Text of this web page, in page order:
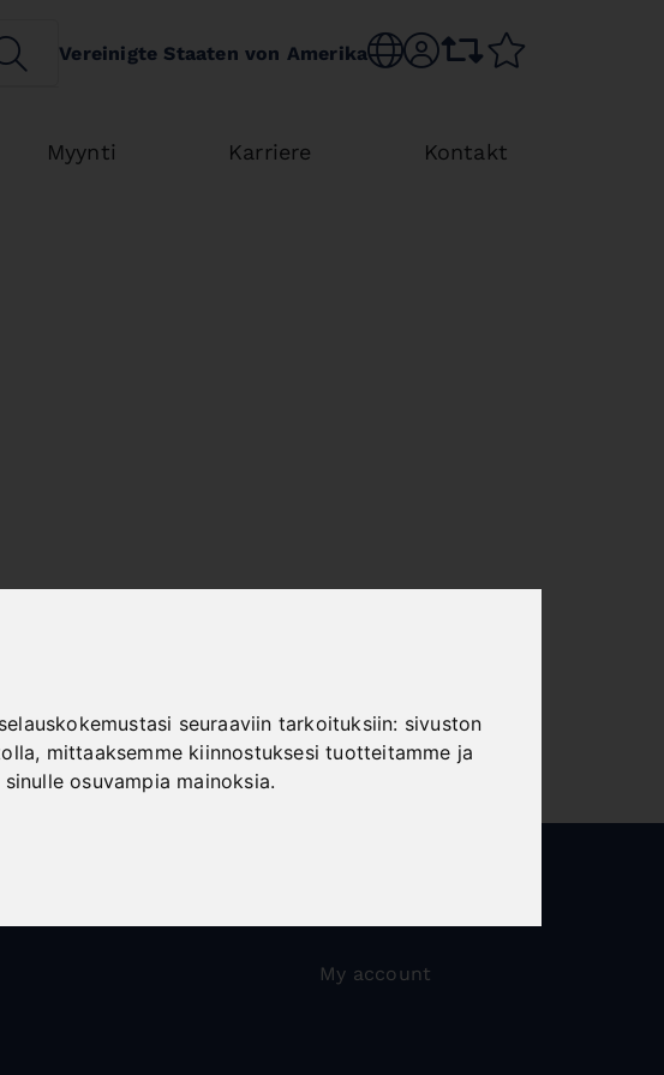
seuraaviin tarkoituksiin: sivuston
, mittaaksemme kiinnostuksesi tuotteitamme ja
osuvampia mainoksia.
SEARCHVereinigte Staaten von Amerika Choose language
sr.accountcomparison list
Myynti Karriere Kontakt
My account